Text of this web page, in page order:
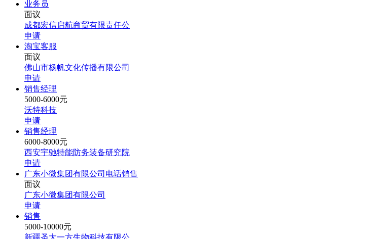
业务员
面议
成都宏信启航商贸有限责任公
申请
淘宝客服
面议
佛山市杨帆文化传播有限公司
申请
销售经理
5000-6000元
沃特科技
申请
销售经理
6000-8000元
西安宇驰特能防务装备研究院
申请
广东小微集团有限公司电话销售
面议
广东小微集团有限公司
申请
销售
5000-10000元
新疆圣大一方生物科技有限公